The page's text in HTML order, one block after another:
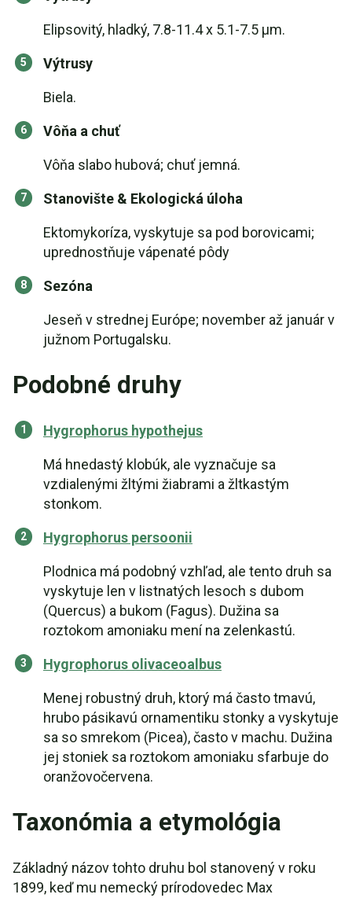
Elipsovitý, hladký, 7.8-11.4 x 5.1-7.5 µm.
Výtrusy
Biela.
Vôňa a chuť
Vôňa slabo hubová; chuť jemná.
Stanovište & Ekologická úloha
Ektomykoríza, vyskytuje sa pod borovicami;
uprednostňuje vápenaté pôdy
Sezóna
Jeseň v strednej Európe; november až január v
južnom Portugalsku.
Podobné druhy
Hygrophorus hypothejus
Má hnedastý klobúk, ale vyznačuje sa
vzdialenými žltými žiabrami a žltkastým
stonkom.
Hygrophorus persoonii
Plodnica má podobný vzhľad, ale tento druh sa
vyskytuje len v listnatých lesoch s dubom
(Quercus) a bukom (Fagus). Dužina sa
roztokom amoniaku mení na zelenkastú.
Hygrophorus olivaceoalbus
Menej robustný druh, ktorý má často tmavú,
hrubo pásikavú ornamentiku stonky a vyskytuje
sa so smrekom (Picea), často v machu. Dužina
jej stoniek sa roztokom amoniaku sfarbuje do
oranžovočervena.
Taxonómia a etymológia
Základný názov tohto druhu bol stanovený v roku
1899, keď mu nemecký prírodovedec Max